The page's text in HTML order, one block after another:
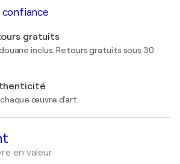
gratuits
inclus. Retours gratuits sous 30
œuvre d'art
en valeur